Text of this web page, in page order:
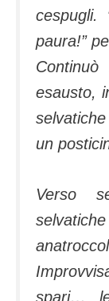
cespugli.
paura!”
esausto,
un
Verso
spari…